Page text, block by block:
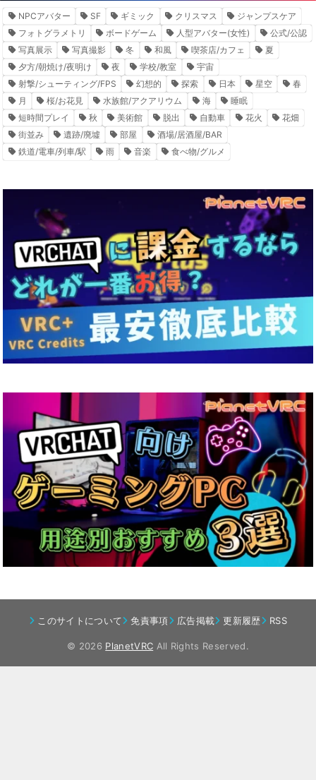
NPCアバター SF ギミック クリスマス
ジャンプスケア
フォトグラメトリ
ボードゲーム 人型アバター(女性)
公式/公認
写真展示
写真撮影 冬 和風 喫茶店/カフェ
夏
夕方/朝焼け/夜明け
夜 学校/教室
宇宙
射撃/シューティング/FPS
幻想的 探索 日本 星空
春
月
桜/お花見 水族館/アクアリウム 海
睡眠
短時間プレイ
秋 美術館 脱出 自動車 花火
花畑
街並み
遺跡/廃墟 部屋
酒場/居酒屋/BAR
鉄道/電車/列車/駅
雨 音楽 食べ物/グルメ
このサイトについて 免責事項 広告掲載 更新履歴 RSS
© 2026 PlanetVRC All Rights Reserved.